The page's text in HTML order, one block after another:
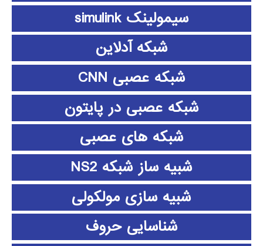
سیمولینک simulink
شبکه آدلاین
شبکه عصبی CNN
شبکه عصبی در پایتون
شبکه های عصبی
شبیه ساز شبکه NS2
شبیه سازی مولکولی
شناسایی حروف